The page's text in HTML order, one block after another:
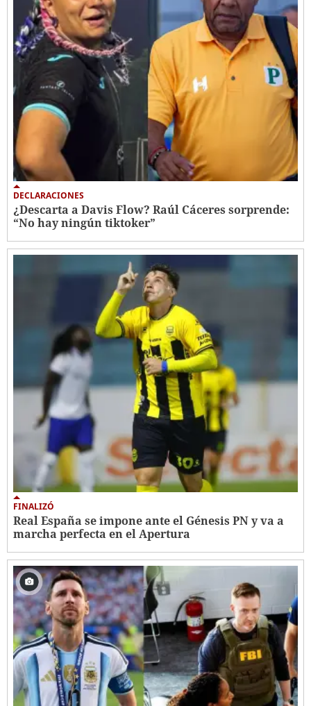
DECLARACIONES
¿Descarta a Davis Flow? Raúl Cáceres sorprende:
“No hay ningún tiktoker”
FINALIZÓ
Real España se impone ante el Génesis PN y va a
marcha perfecta en el Apertura